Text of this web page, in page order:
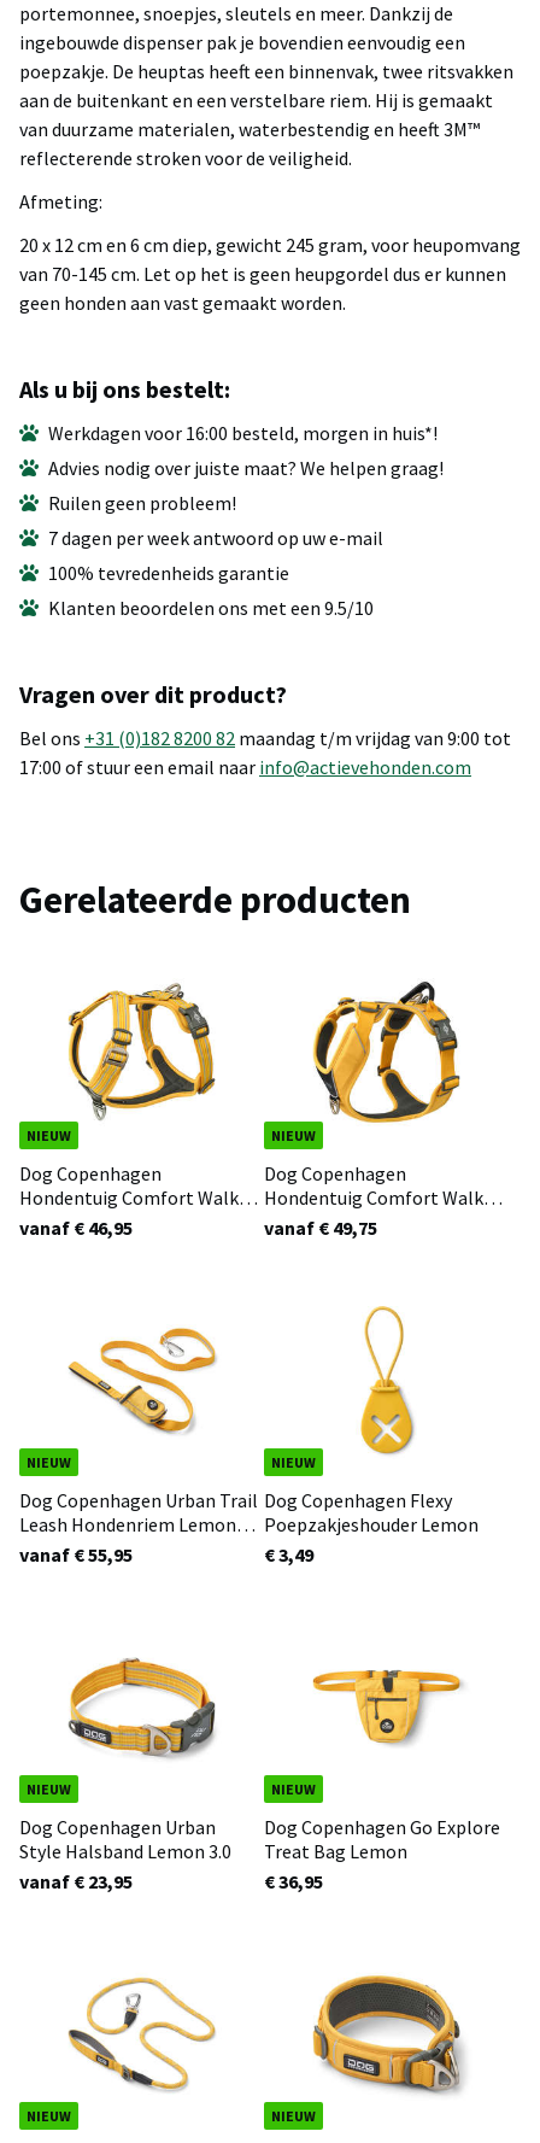
portemonnee, snoepjes, sleutels en meer. Dankzij de
ingebouwde dispenser pak je bovendien eenvoudig een
poepzakje. De heuptas heeft een binnenvak, twee ritsvakken
aan de buitenkant en een verstelbare riem. Hij is gemaakt
van duurzame materialen, waterbestendig en heeft 3M™
reflecterende stroken voor de veiligheid.
Afmeting:
20 x 12 cm en 6 cm diep, gewicht 245 gram, voor heupomvang
van 70-145 cm. Let op het is geen heupgordel dus er kunnen
geen honden aan vast gemaakt worden.
Als u bij ons bestelt:
Werkdagen voor 16:00 besteld, morgen in huis*!
Advies nodig over juiste maat? We helpen graag!
Ruilen geen probleem!
7 dagen per week antwoord op uw e-mail
100% tevredenheids garantie
Klanten beoordelen ons met een 9.5/10
Vragen over dit product?
Bel ons +31 (0)182 8200 82 maandag t/m vrijdag van 9:00 tot
17:00 of stuur een email naar info@actievehonden.com
Gerelateerde producten
NIEUW
Dog Copenhagen
Hondentuig Comfort Walk
Air Lemon 3.0
vanaf € 46,95
NIEUW
Dog Copenhagen
Hondentuig Comfort Walk
Pro Lemon 3.0
vanaf € 49,75
NIEUW
Dog Copenhagen Urban Trail
Leash Hondenriem Lemon
3.0
vanaf € 55,95
NIEUW
Dog Copenhagen Flexy
Poepzakjeshouder Lemon
€ 3,49
NIEUW
Dog Copenhagen Urban
Style Halsband Lemon 3.0
vanaf € 23,95
NIEUW
Dog Copenhagen Go Explore
Treat Bag Lemon
€ 36,95
NIEUW NIEUW